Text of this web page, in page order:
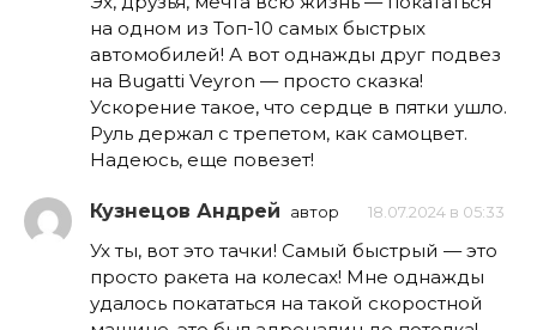
на одном из Топ-10 самых быстрых
автомобилей! А вот однажды друг подвез
на Bugatti Veyron — просто сказка!
Ускорение такое, что сердце в пятки ушло.
Руль держал с трепетом, как самоцвет.
Надеюсь, еще повезет!
Кузнецов Андрей автор 18.07.2024 в 05:33
Ух ты, вот это тачки! Самый быстрый — это
просто ракета на колесах! Мне однажды
удалось покататься на такой скоростной